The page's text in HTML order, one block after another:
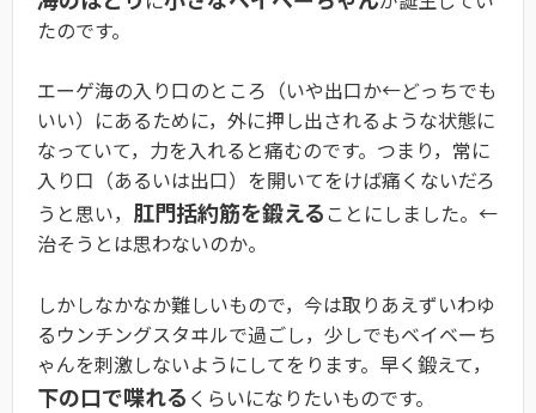
たのです。
エーゲ海の入り口のところ（いや出口か←どっちでも
いい）にあるために，外に押し出されるような状態に
なっていて，力を入れると痛むのです。つまり，常に
入り口（あるいは出口）を開いてをけば痛くないだろ
うと思い， 肛門括約筋を鍛える ことにしました。←
治そうとは思わないのか。
しかしなかなか難しいもので，今は取りあえずいわゆ
るウンチングスタヰルで過ごし，少しでもベイベーち
ゃんを刺激しないようにしてをります。早く鍛えて，
下の口で喋れる くらいになりたいものです。